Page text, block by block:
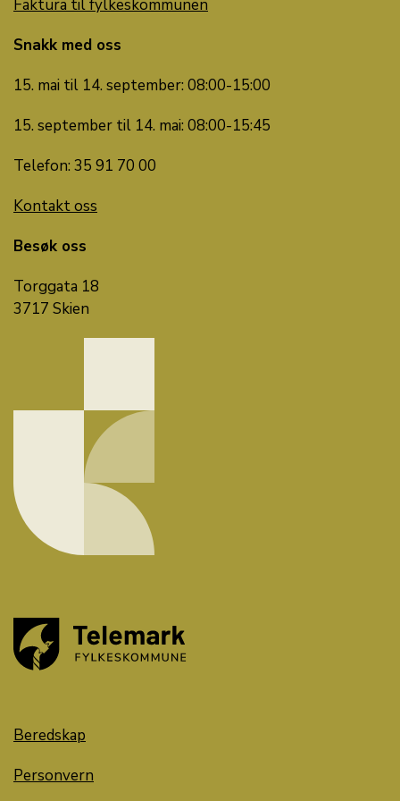
Faktura til fylkeskommunen
Snakk med oss
15. mai til 14. september: 08:00-15:00
15. september til 14. mai: 08:00-15:45
Telefon: 35 91 70 00
Kontakt oss
Besøk oss
Torggata 18
3717 Skien
Beredskap
Personvern